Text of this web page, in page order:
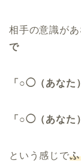
相手の意識が
で
「○◯（あなた
「○◯（あなた
という感じで